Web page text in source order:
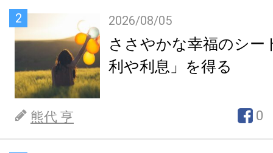
2 2026/08/05
ささやかな幸福のシー
利や利息」を得る
熊代 亨 0